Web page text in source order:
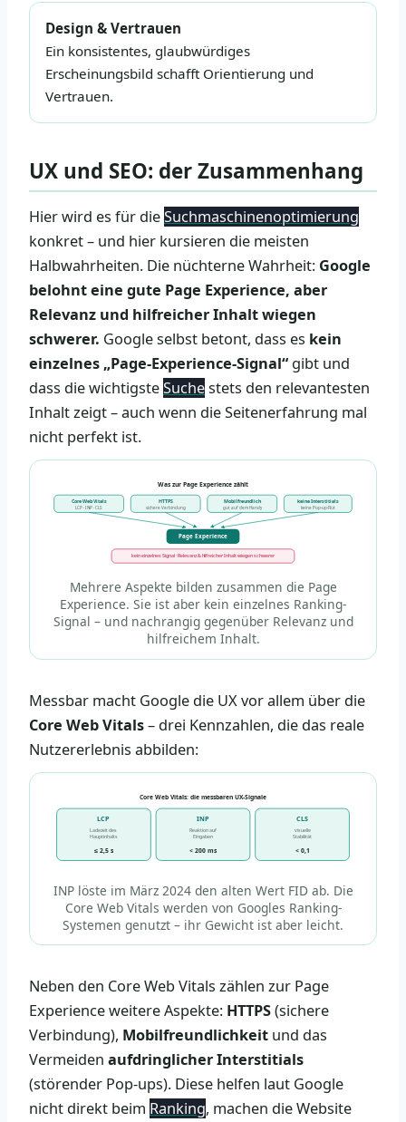
Design & Vertrauen
Ein konsistentes, glaubwürdiges
Erscheinungsbild schafft Orientierung und
Vertrauen.
UX und SEO: der Zusammenhang
Hier wird es für dieSuchmaschinenoptimierung
konkret – und hier kursieren die meisten
Halbwahrheiten. Die nüchterne Wahrheit: Google
belohnt eine gute Page Experience, aber
Relevanz und hilfreicher Inhalt wiegen
schwerer. Google selbst betont, dass es kein
einzelnes „Page-Experience-Signal“ gibt und
dass die wichtigsteSuchestets den relevantesten
Inhalt zeigt – auch wenn die Seitenerfahrung mal
nicht perfekt ist.
Was zur Page Experience zählt
Core Web Vitals
LCP · INP · CLS
HTTPS
sichere Verbindung
Mobilfreundlich
gut auf dem Handy
keine Interstitials
keine Pop-up-Flut
Page Experience
kein einzelnes Signal · Relevanz & hilfreicher Inhalt wiegen schwerer
Mehrere Aspekte bilden zusammen die Page
Experience. Sie ist aber kein einzelnes Ranking-
Signal – und nachrangig gegenüber Relevanz und
hilfreichem Inhalt.
Messbar macht Google die UX vor allem über die
Core Web Vitals– drei Kennzahlen, die das reale
Nutzererlebnis abbilden:
Core Web Vitals: die messbaren UX-Signale
LCP
Ladezeit des
Hauptinhalts
≤ 2,5 s
INP
Reaktion auf
Eingaben
< 200 ms
CLS
visuelle
Stabilität
< 0,1
INP löste im März 2024 den alten Wert FID ab. Die
Core Web Vitals werden von Googles Ranking-
Systemen genutzt – ihr Gewicht ist aber leicht.
Neben den Core Web Vitals zählen zur Page
Experience weitere Aspekte: HTTPS(sichere
Verbindung), Mobilfreundlichkeit und das
Vermeiden aufdringlicher Interstitials
(störender Pop-ups). Diese helfen laut Google
nicht direkt beim Ranking, machen die Website